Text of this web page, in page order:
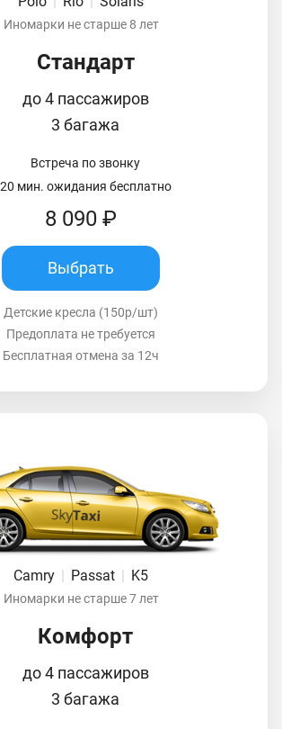
Иномарки не старше 8 лет
Стандарт
до 4 пассажиров
3 багажа
Встреча по звонку
20 мин. ожидания бесплатно
8 090 ₽
Выбрать
Детские кресла (150р/шт)
Предоплата не требуется
Бесплатная отмена за 12ч
Camry Passat K5
Иномарки не старше 7 лет
Комфорт
до 4 пассажиров
3 багажа